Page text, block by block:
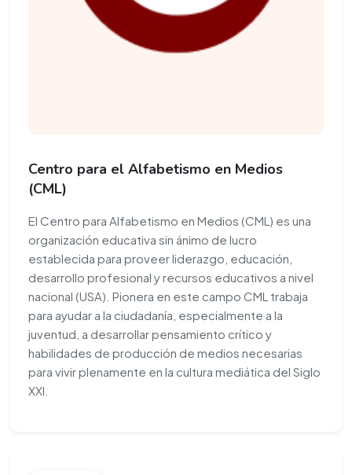
Centro para el Alfabetismo en Medios
(CML)
El Centro para Alfabetismo en Medios (CML) es una
organización educativa sin ánimo de lucro
establecida para proveer liderazgo, educación,
desarrollo profesional y recursos educativos a nivel
nacional (USA). Pionera en este campo CML trabaja
para ayudar a la ciudadanía, especialmente a la
juventud, a desarrollar pensamiento crítico y
habilidades de producción de medios necesarias
para vivir plenamente en la cultura mediática del Siglo
XXI.